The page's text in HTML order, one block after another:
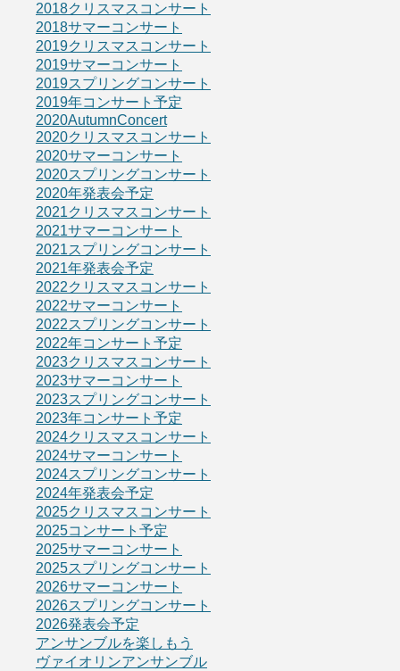
2018クリスマスコンサート
2018サマーコンサート
2019クリスマスコンサート
2019サマーコンサート
2019スプリングコンサート
2019年コンサート予定
2020AutumnConcert
2020クリスマスコンサート
2020サマーコンサート
2020スプリングコンサート
2020年発表会予定
2021クリスマスコンサート
2021サマーコンサート
2021スプリングコンサート
2021年発表会予定
2022クリスマスコンサート
2022サマーコンサート
2022スプリングコンサート
2022年コンサート予定
2023クリスマスコンサート
2023サマーコンサート
2023スプリングコンサート
2023年コンサート予定
2024クリスマスコンサート
2024サマーコンサート
2024スプリングコンサート
2024年発表会予定
2025クリスマスコンサート
2025コンサート予定
2025サマーコンサート
2025スプリングコンサート
2026サマーコンサート
2026スプリングコンサート
2026発表会予定
アンサンブルを楽しもう
ヴァイオリンアンサンブル